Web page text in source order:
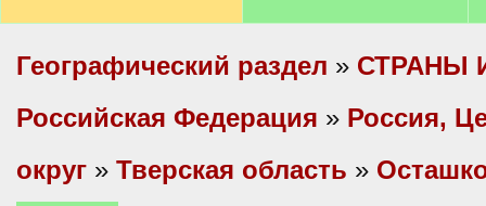
Географический раздел » СТРАНЫ
Российская Федерация » Россия,
округ » Тверская область »